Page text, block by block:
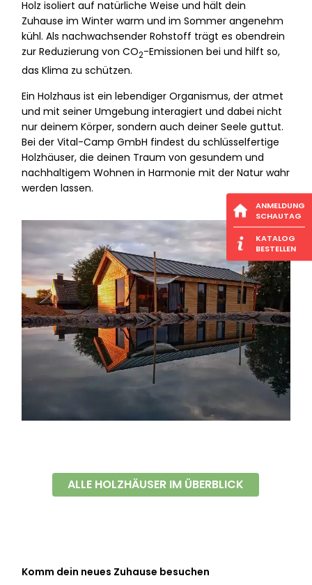
Holz isoliert auf natürliche Weise und hält dein
Zuhause im Winter warm und im Sommer angenehm
kühl. Als nachwachsender Rohstoff trägt es obendrein
zur Reduzierung von CO2-Emissionen bei und hilft so,
das Klima zu schützen.
Ein Holzhaus ist ein lebendiger Organismus, der atmet
und mit seiner Umgebung interagiert und dabei nicht
nur deinem Körper, sondern auch deiner Seele guttut.
Bei der Vital-Camp GmbH findest du schlüsselfertige
Holzhäuser, die deinen Traum von gesundem und
nachhaltigem Wohnen in Harmonie mit der Natur wahr
werden lassen.
ALLE HOLZHÄUSER IM ÜBERBLICK
Komm dein neues Zuhause besuchen
ANMELDUNG
SCHAUTAG
KATALOG
BESTELLEN